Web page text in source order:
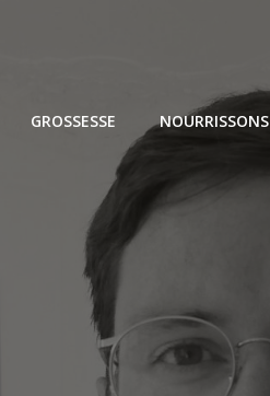
GROSSESSE NOURRISSONS